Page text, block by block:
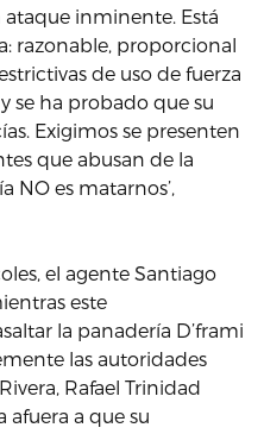
inminente. Está
razonable, proporcional
de uso de fuerza
se ha probado que su
Exigimos se presenten
que abusan de la
NO es matarnos’,
el agente Santiago
este
la panadería D’frami
las autoridades
Rafael Trinidad
afuera a que su